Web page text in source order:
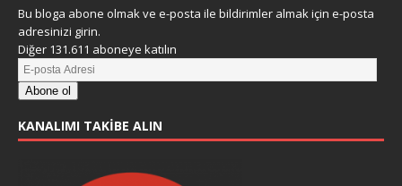
Bu bloga abone olmak ve e-posta ile bildirimler almak için e-posta
adresinizi girin.
Diğer 131.611 aboneye katılın
Abone ol
KANALIMI TAKIBE ALIN